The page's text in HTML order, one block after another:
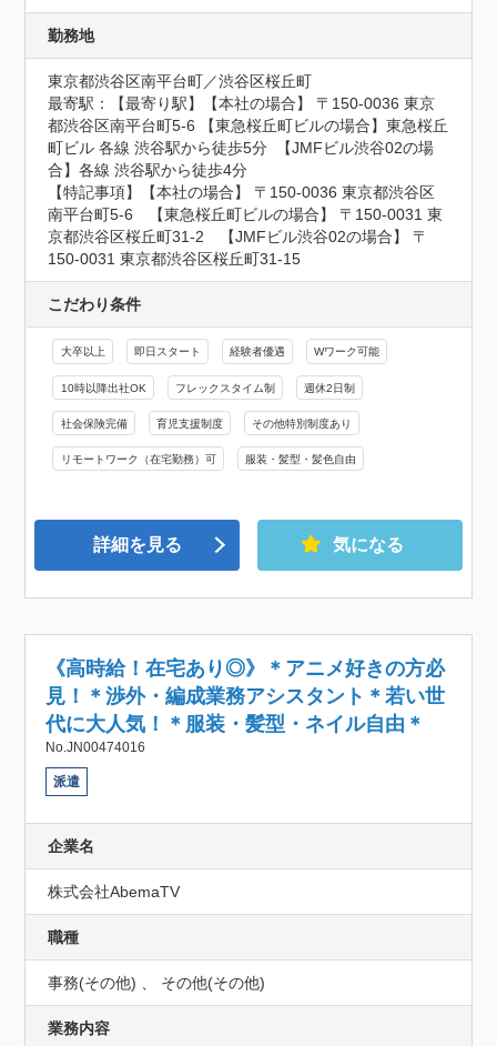
勤務地
東京都渋谷区南平台町／渋谷区桜丘町
最寄駅：【最寄り駅】【本社の場合】 〒150-0036 東京
都渋谷区南平台町5-6 【東急桜丘町ビルの場合】東急桜丘
町ビル 各線 渋谷駅から徒歩5分  【JMFビル渋谷02の場
合】各線 渋谷駅から徒歩4分
【特記事項】【本社の場合】 〒150-0036 東京都渋谷区
南平台町5-6　【東急桜丘町ビルの場合】 〒150-0031 東
京都渋谷区桜丘町31-2　【JMFビル渋谷02の場合】 〒
150-0031 東京都渋谷区桜丘町31-15
こだわり条件
大卒以上 即日スタート 経験者優遇 Wワーク可能
10時以降出社OK フレックスタイム制 週休2日制
社会保険完備 育児支援制度 その他特別制度あり
リモートワーク（在宅勤務）可 服装・髪型・髪色自由
詳細を見る 気になる
《高時給！在宅あり◎》＊アニメ好きの方必
見！＊渉外・編成業務アシスタント＊若い世
代に大人気！＊服装・髪型・ネイル自由＊
No.JN00474016
派遣
企業名
株式会社AbemaTV
職種
事務(その他) 、 その他(その他)
業務内容